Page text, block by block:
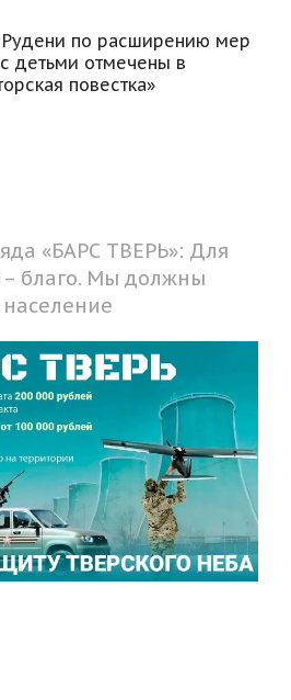
по расширению мер
детьми отмечены в
повестка»
«БАРС ТВЕРЬ»: Для
– благо. Мы должны